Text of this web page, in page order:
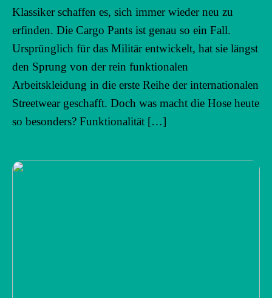
Klassiker schaffen es, sich immer wieder neu zu
erfinden. Die Cargo Pants ist genau so ein Fall.
Ursprünglich für das Militär entwickelt, hat sie längst
den Sprung von der rein funktionalen
Arbeitskleidung in die erste Reihe der internationalen
Streetwear geschafft. Doch was macht die Hose heute
so besonders? Funktionalität […]